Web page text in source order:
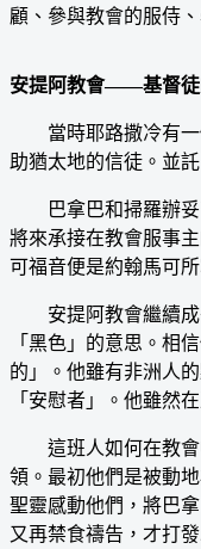
顧、參與教會的服侍
安提阿教會——基督徒
當時耶路撒冷有一
助猶太地的信徒。並
巴拿巴和掃羅辦妥了
將來承接在教會服事
可福音便是約翰馬可所
安提阿教會繼續成長
「黑色」的意思。相
的」。他雖有非洲人
「安慰者」。他雖然
這班人如何在教會中
領。最初他們是被動
聖靈感動他們，將巴
又再禁食禱告，才打